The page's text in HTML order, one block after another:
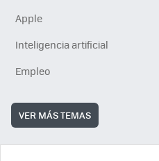
Apple
Inteligencia artificial
Empleo
VER MÁS TEMAS